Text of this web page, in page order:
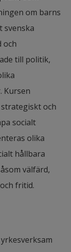
om barns
svenska
och
till politik,
Kursen
och
socialt
olika
hållbara
välfärd,
fritid.